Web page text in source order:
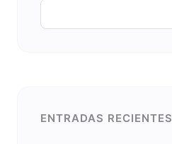
ENTRADAS RECIENTES